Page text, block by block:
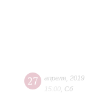
27 апреля 2019
15:00 Сб